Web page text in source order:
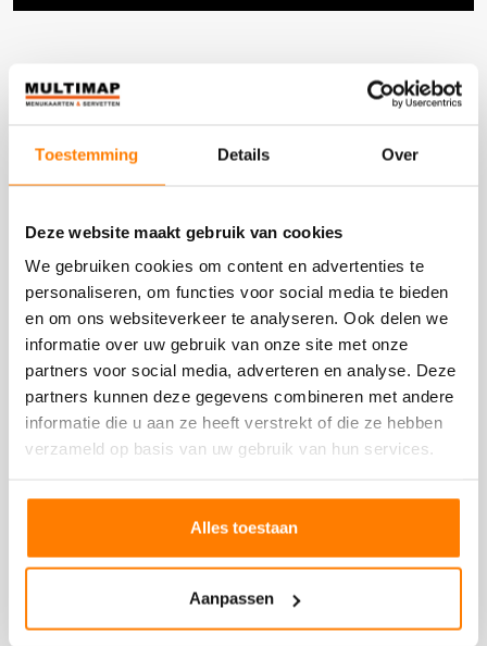
Toestemming Details Over
Deze website maakt gebruik van cookies
We gebruiken cookies om content en advertenties te
personaliseren, om functies voor social media te bieden
en om ons websiteverkeer te analyseren. Ook delen we
informatie over uw gebruik van onze site met onze
partners voor social media, adverteren en analyse. Deze
partners kunnen deze gegevens combineren met andere
informatie die u aan ze heeft verstrekt of die ze hebben
verzameld op basis van uw gebruik van hun services.
Alles toestaan
Aanpassen
Deze producten heb je eerder bekeken
DOOS 2.400 STUKS